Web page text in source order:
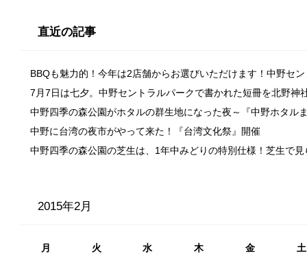
直近の記事
BBQも魅力的！今年は2店舗からお選びいただけます！中野セ
7月7日は七夕。中野セントラルパークで書かれた短冊を北野神
中野四季の森公園がホタルの群生地になった夜～『中野ホタル
中野に台湾の夜市がやって来た！『台湾文化祭』開催
中野四季の森公園の芝生は、1年中みどりの特別仕様！芝生で
2015年2月
月 火 水 木 金 土